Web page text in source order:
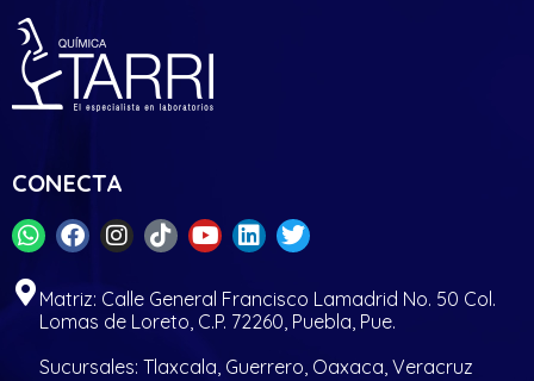
CONECTA
Matriz: Calle General Francisco Lamadrid No. 50 Col.
Lomas de Loreto, C.P. 72260, Puebla, Pue.
Sucursales: Tlaxcala, Guerrero, Oaxaca, Veracruz